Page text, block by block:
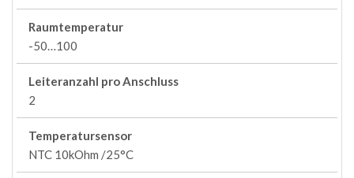
Raumtemperatur
-50…100
Leiteranzahl pro Anschluss
2
Temperatursensor
NTC 10kOhm /25°C